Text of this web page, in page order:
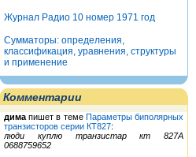
Журнал Радио 10 номер 1971 год
Сумматоры: определения,
классификация, уравнения, структуры
и применение
Комментарии
дима пишет в теме Параметры биполярных
транзисторов серии КТ827:
люди куплю транзистар кт 827А
0688759652